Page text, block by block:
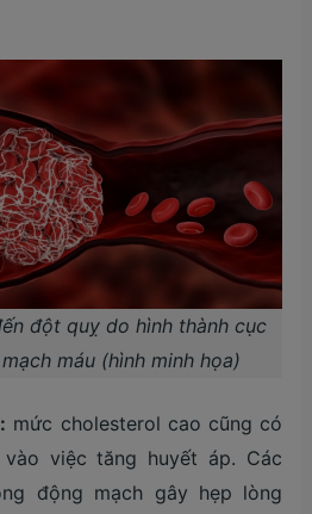
đột quỵ do hình thành cục
máu (hình minh họa)
mức cholesterol cao cũng có
việc tăng huyết áp. Các
động mạch gây hẹp lòng